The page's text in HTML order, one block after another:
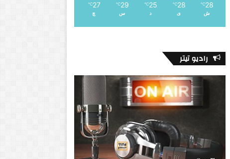
28
℃
ش
28
℃
ی
25
℃
د
29
℃
س
27
℃
چ
رادیو تیتر